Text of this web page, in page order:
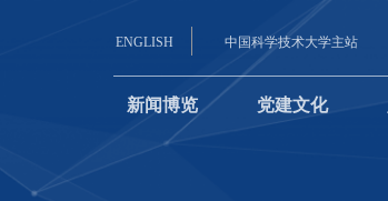
ENGLISH 中国科学技术大学主站
新闻博览 党建文化